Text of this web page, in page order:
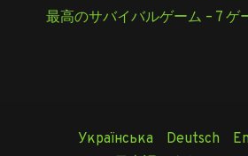
最高のサバイバルゲーム – 7 ゲ
Українська Deutsch